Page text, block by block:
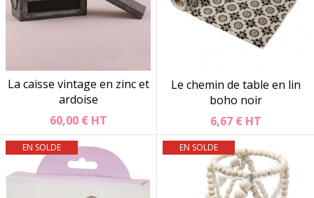
La caisse vintage en zinc et
ardoise
60,00 € HT
Le chemin de table en lin
boho noir
6,67 € HT
EN SOLDE EN SOLDE